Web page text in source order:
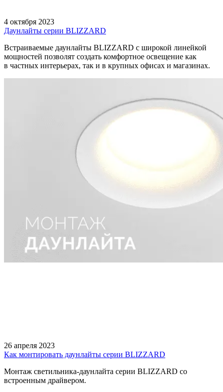
4 октября 2023
Даунлайты серии BLIZZARD
Встраиваемые даунлайты BLIZZARD с широкой линейкой
мощностей позволят создать комфортное освещение как
в частных интерьерах, так и в крупных офисах и магазинах.
26 апреля 2023
Как монтировать даунлайты серии BLIZZARD
Монтаж светильника-даунлайта серии BLIZZARD со
встроенным драйвером.